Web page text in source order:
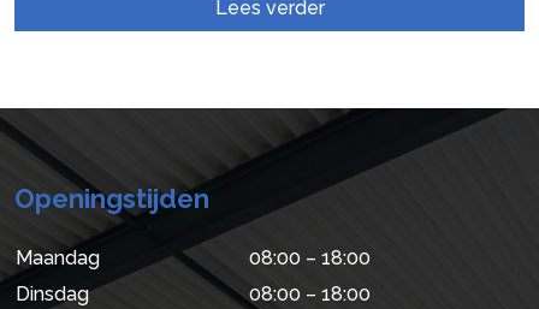
Lees verder
Openingstijden
Maandag
08:00 – 18:00
Dinsdag
08:00 – 18:00